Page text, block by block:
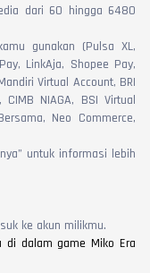
dari 60 hingga 6480
gunakan (Pulsa XL,
LinkAja, Shopee Pay,
Virtual Account, BRI
NIAGA, BSI Virtual
Neo Commerce,
untuk informasi lebih
ke akun milikmu.
di dalam game Miko Era